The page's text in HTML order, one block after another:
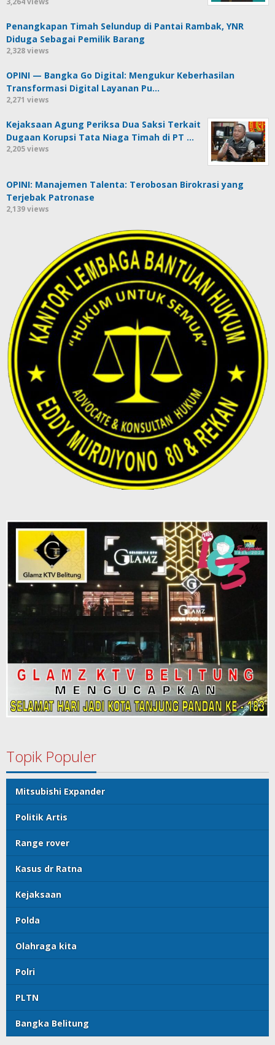
Penangkapan Timah Selundup di Pantai Rambak, YNR
Diduga Sebagai Pemilik Barang
2,328 views
OPINI — Bangka Go Digital: Mengukur Keberhasilan
Transformasi Digital Layanan Pu…
2,271 views
Kejaksaan Agung Periksa Dua Saksi Terkait
Dugaan Korupsi Tata Niaga Timah di PT …
2,205 views
OPINI: Manajemen Talenta: Terobosan Birokrasi yang
Terjebak Patronase
2,139 views
Topik Populer
Mitsubishi Expander
Politik Artis
Range rover
Kasus dr Ratna
Kejaksaan
Polda
Olahraga kita
Polri
PLTN
Bangka Belitung